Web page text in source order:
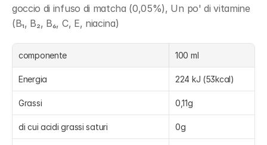
goccio di infuso di matcha (0,05%), Un po' di vitamine
(B₁, B₂, B₆, C, E, niacina)
componente 100 ml
Energia 224 kJ (53kcal)
Grassi 0,11g
di cui acidi grassi saturi 0g